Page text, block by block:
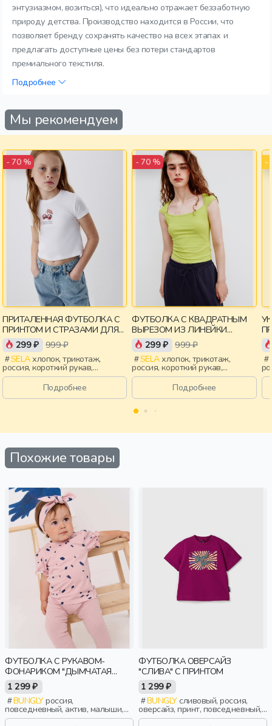
энтузиазмом, возиться), что идеально отражает беззаботную
природу детства. Производство находится в России, что
позволяет бренду сохранять качество на всех этапах и
предлагать доступные цены без потери стандартов
премиального текстиля.
Подробнее
Мы рекомендуем
- 70 %
ПРИТАЛЕННАЯ ФУТБОЛКА С
ПРИНТОМ И СТРАЗАМИ ДЛЯ
ДЕВОЧЕК
299 ₽ 999 ₽
SELAхлопок, трикотаж,
россия, короткий рукав,
короткие, приталенные, принт,
вырез, круглый вырез,
эластичные, девочки, дети
Подробнее
- 70 %
ФУТБОЛКА С КВАДРАТНЫМ
ВЫРЕЗОМ ИЗ ЛИНЕЙКИ
YOUNG
299 ₽ 999 ₽
SELAхлопок, трикотаж,
россия, короткий рукав,
короткие, прилегающие,
крылышки, вырез, девочки,
старшеклассники, дети
Подробнее
-
Похожие товары
ФУТБОЛКА С РУКАВОМ-
ФОНАРИКОМ "ДЫМЧАТАЯ
РОЗА" 0+
1 299 ₽
BUNGLYроссия,
повседневный, актив, малыши,
дети
ФУТБОЛКА ОВЕРСАЙЗ
"СЛИВА" С ПРИНТОМ
1 299 ₽
BUNGLYсливовый, россия,
оверсайз, принт, повседневный,
девочки, малыши, дошкольники,